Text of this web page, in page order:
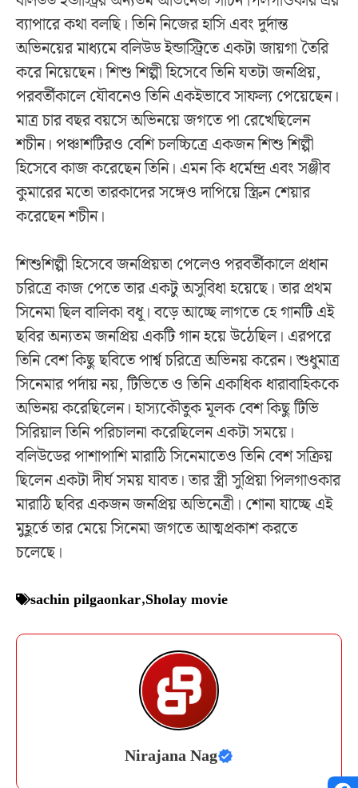
ব্যাপারে কথা বলছি। তিনি নিজের হাসি এবং দুর্দান্ত
অভিনয়ের মাধ্যমে বলিউড ইন্ডাস্ট্রিতে একটা জায়গা তৈরি
করে নিয়েছেন। শিশু শিল্পী হিসেবে তিনি যতটা জনপ্রিয়,
পরবর্তীকালে যৌবনেও তিনি একইভাবে সাফল্য পেয়েছেন।
মাত্র চার বছর বয়সে অভিনয়ে জগতে পা রেখেছিলেন
শচীন। পঞ্চাশটিরও বেশি চলচ্চিত্রে একজন শিশু শিল্পী
হিসেবে কাজ করেছেন তিনি। এমন কি ধর্মেন্দ্র এবং সঞ্জীব
কুমারের মতো তারকাদের সঙ্গেও দাপিয়ে স্ক্রিন শেয়ার
করেছেন শচীন।
শিশুশিল্পী হিসেবে জনপ্রিয়তা পেলেও পরবর্তীকালে প্রধান
চরিত্রে কাজ পেতে তার একটু অসুবিধা হয়েছে। তার প্রথম
সিনেমা ছিল বালিকা বধূ। বড়ে আচ্ছে লাগতে হে গানটি এই
ছবির অন্যতম জনপ্রিয় একটি গান হয়ে উঠেছিল। এরপরে
তিনি বেশ কিছু ছবিতে পার্শ্ব চরিত্রে অভিনয় করেন। শুধুমাত্র
সিনেমার পর্দায় নয়, টিভিতে ও তিনি একাধিক ধারাবাহিককে
অভিনয় করেছিলেন। হাস্যকৌতুক মূলক বেশ কিছু টিভি
সিরিয়াল তিনি পরিচালনা করেছিলেন একটা সময়ে।
বলিউডের পাশাপাশি মারাঠি সিনেমাতেও তিনি বেশ সক্রিয়
ছিলেন একটা দীর্ঘ সময় যাবত। তার স্ত্রী সুপ্রিয়া পিলগাওকার
মারাঠি ছবির একজন জনপ্রিয় অভিনেত্রী। শোনা যাচ্ছে এই
মুহূর্তে তার মেয়ে সিনেমা জগতে আত্মপ্রকাশ করতে
চলেছে।
sachin pilgaonkar,Sholay movie
Nirajana Nag